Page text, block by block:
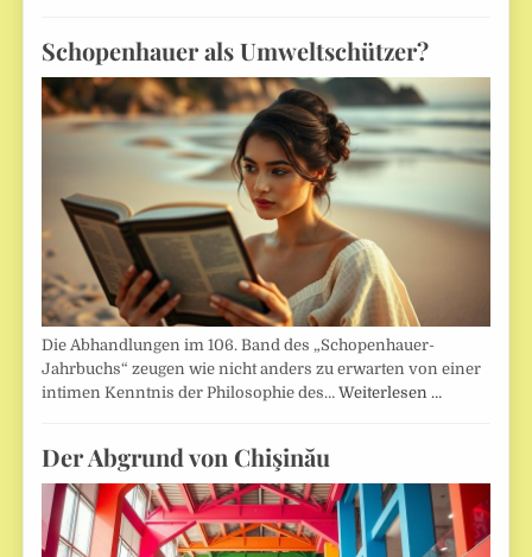
Schopenhauer als Umweltschützer?
Die Abhandlungen im 106. Band des „Schopenhauer-
Jahrbuchs“ zeugen wie nicht anders zu erwarten von einer
intimen Kenntnis der Philosophie des…Weiterlesen …
Der Abgrund von Chişinău